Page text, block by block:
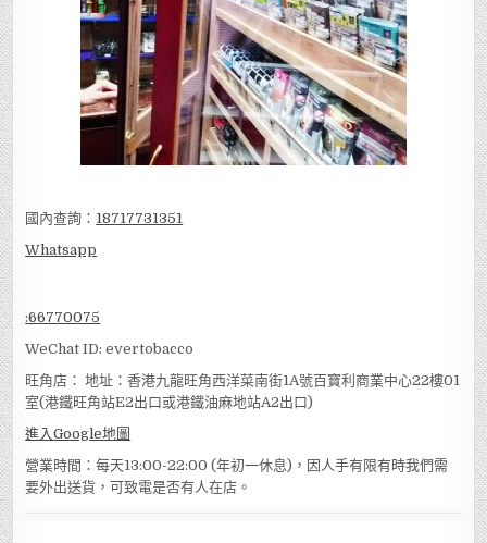
國內查詢： 18717731351
Whatsapp
WeChat ID: evertobacco
旺角店： 地址：香港九龍旺角西洋菜南街1A號百寶利商業中心22樓01
進入Google地圖
營業時間：每天13:00-22:00 (年初一休息)，因人手有限有時我們需